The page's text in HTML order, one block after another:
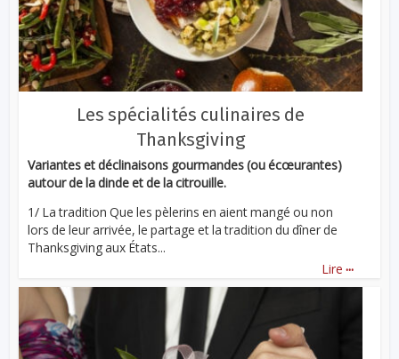
Les spécialités culinaires de
Thanksgiving
Variantes et déclinaisons gourmandes (ou écœurantes)
autour de la dinde et de la citrouille.
1/ La tradition Que les pèlerins en aient mangé ou non
lors de leur arrivée, le partage et la tradition du dîner de
Thanksgiving aux États...
Lire ...